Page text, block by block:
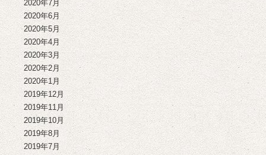
2020年7月
2020年6月
2020年5月
2020年4月
2020年3月
2020年2月
2020年1月
2019年12月
2019年11月
2019年10月
2019年8月
2019年7月